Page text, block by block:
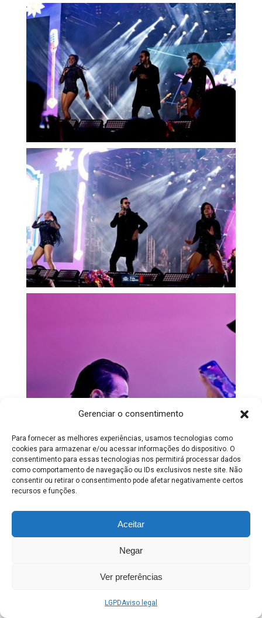
Gerenciar o consentimento
Para fornecer as melhores experiências, usamos tecnologias como
cookies para armazenar e/ou acessar informações do dispositivo. O
consentimento para essas tecnologias nos permitirá processar dados
como comportamento de navegação ou IDs exclusivos neste site. Não
consentir ou retirar o consentimento pode afetar negativamente certos
recursos e funções.
Aceitar
Negar
Ver preferências
LGPDAviso legal